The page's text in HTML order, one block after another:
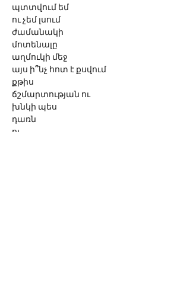
պտտվում եմ
ու չեմ լսում
ժամանակի
մոտենալը
աղմուկի մեջ
այս ի՞նչ հոտ է քսվում
քթիս
ճշմարտության ու
խնկի պես
դառն
ու